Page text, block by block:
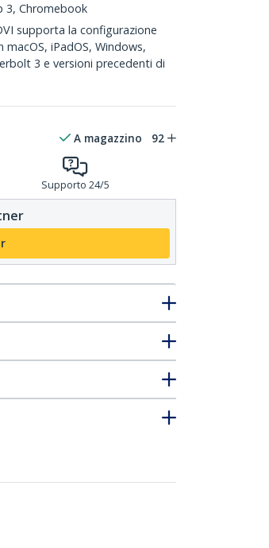
3, Chromebook
supporta la configurazione
iPadOS, Windows,
3 e versioni precedenti di
A magazzino 92
Supporto 24/5